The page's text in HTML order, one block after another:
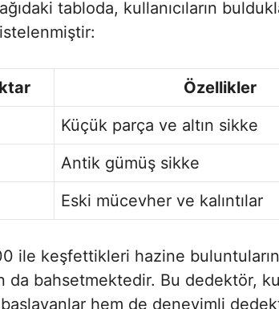
tabloda, kullanıcıların
Özellikler
Küçük parça ve altın sikke
Antik gümüş sikke
Eski mücevher ve kalıntılar
ile keşfettikleri hazine
da bahsetmektedir. Bu dedektör,
hem de deneyimli